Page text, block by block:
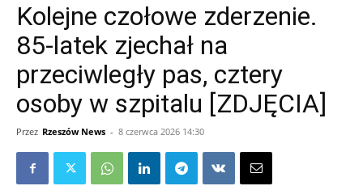
Kolejne czołowe zderzenie.
85-latek zjechał na
przeciwległy pas, cztery
osoby w szpitalu [ZDJĘCIA]
Przez Rzeszów News - 8 czerwca 2026 14:30